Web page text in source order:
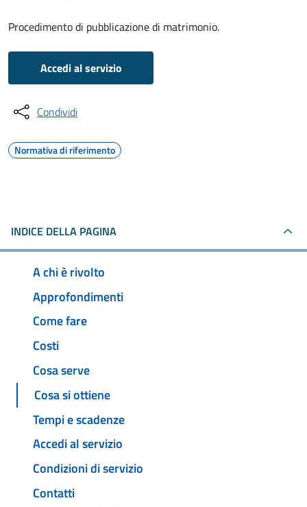
Procedimento di pubblicazione di matrimonio.
Accedi al servizio
Condividi
Normativa di riferimento
INDICE DELLA PAGINA
A chi è rivolto
Approfondimenti
Come fare
Costi
Cosa serve
Cosa si ottiene
Tempi e scadenze
Accedi al servizio
Condizioni di servizio
Contatti